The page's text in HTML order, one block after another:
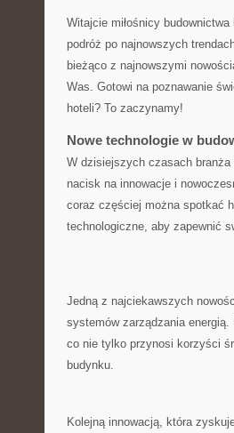
Witajcie miłośnicy
podróż ‌po ⁢najnowszych
bieżąco z​ najnowszymi
Was.‌ Gotowi na poznawanie⁢
‍hoteli? To zaczynamy!
Nowe technologie w
W dzisiejszych czasach
‌nacisk ‌na ‍innowacje i
coraz ⁣częściej można spotkać⁢
technologiczne, ⁢aby⁤ zapewnić
Jedną ​z najciekawszych
systemów zarządzania
co nie tylko przynosi⁣ korzyści
budynku.
Kolejną innowacją, która‍